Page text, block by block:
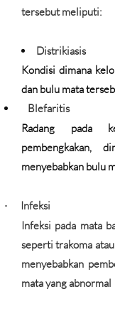
tersebut meliputi:
Distrikiasis
Kondisi dimana
dan bulu mata
Blefaritis
Radang pada
pembengkakan,
menyebabkan bulu
·
Infeksi
Infeksi pada mata
seperti trakoma
menyebabkan
mata yang abnormal